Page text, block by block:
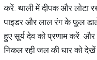
करें. थाली में दीपक और लोटा
पाइडर और लाल रंग के फूल
हुए सूर्य देव को प्रणाम करें.
निकल रही जल की धार को देखें.